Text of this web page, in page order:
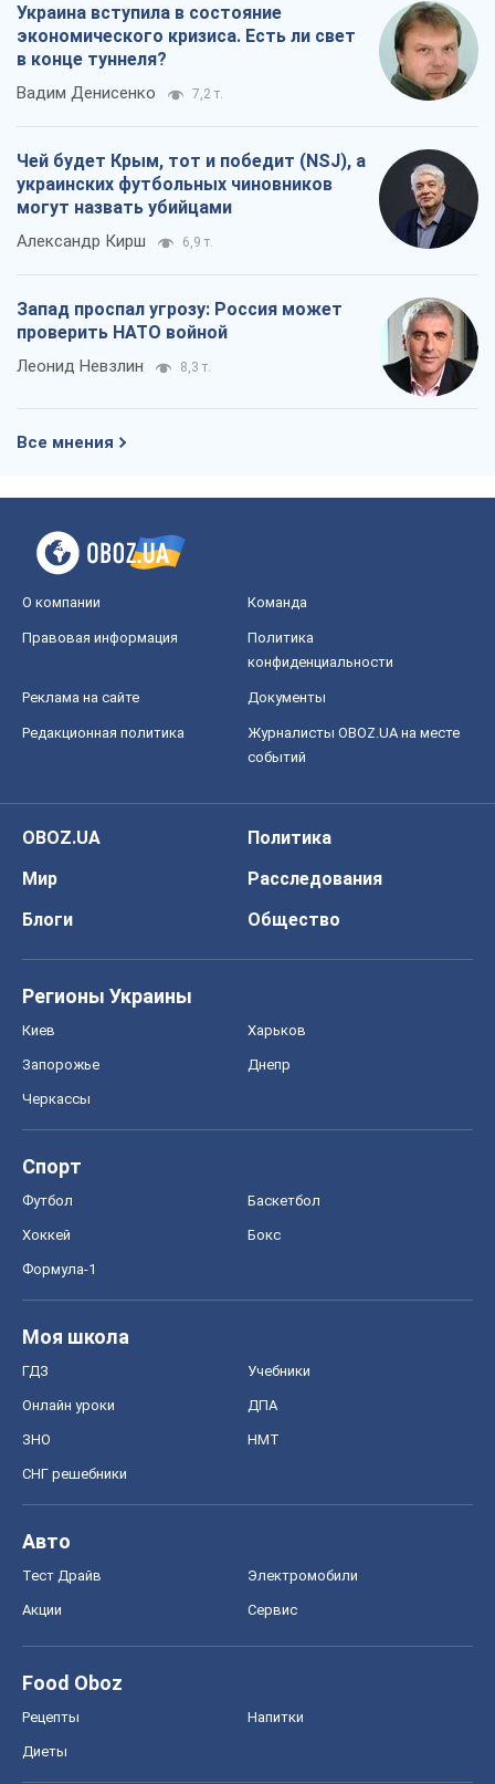
Украина вступила в состояние
экономического кризиса. Есть ли свет
в конце туннеля?
Вадим Денисенко 7,2 т.
Чей будет Крым, тот и победит (NSJ), а
украинских футбольных чиновников
могут назвать убийцами
Александр Кирш 6,9 т.
Запад проспал угрозу: Россия может
проверить НАТО войной
Леонид Невзлин 8,3 т.
Все мнения
О компании Команда
Правовая информация
Политика
конфиденциальности
Реклама на сайте Документы
Редакционная политика
Журналисты OBOZ.UA на месте
событий
OBOZ.UA
Политика
Мир
Расследования
Блоги
Общество
Регионы Украины
Киев Харьков
Запорожье Днепр
Черкассы
Спорт
Футбол Баскетбол
Хоккей Бокс
Формула-1
Моя школа
ГДЗ Учебники
Онлайн уроки ДПА
ЗНО НМТ
СНГ решебники
Авто
Тест Драйв Электромобили
Акции Сервис
Food Oboz
Рецепты Напитки
Диеты